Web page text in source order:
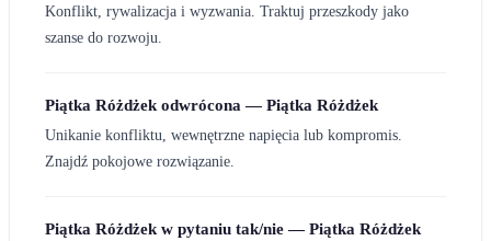
Konflikt, rywalizacja i wyzwania. Traktuj przeszkody jako
szanse do rozwoju.
Piątka Różdżek odwrócona — Piątka Różdżek
Unikanie konfliktu, wewnętrzne napięcia lub kompromis.
Znajdź pokojowe rozwiązanie.
Piątka Różdżek w pytaniu tak/nie — Piątka Różdżek